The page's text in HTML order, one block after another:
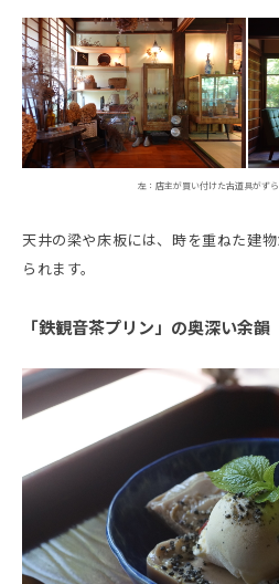
左：店主が買い付けた古道具がず
天井の梁や床板には、時を重ねた建
られます。
「鉄観音茶プリン」の奥深い余韻